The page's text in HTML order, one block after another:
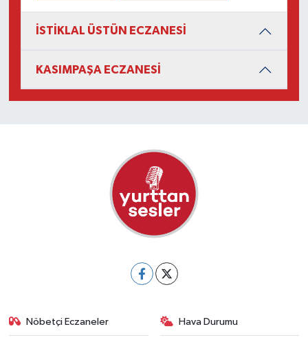
İSTİKLAL ÜSTÜN ECZANESİ
KASIMPAŞA ECZANESİ
Nöbetçi Eczaneler Hava Durumu